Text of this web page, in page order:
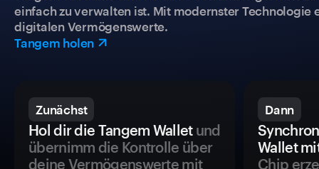
einfach zu verwalten ist. Mit modernster
digitalen Vermögenswerte.
Tangem holen
Zunächst
Hol dir die Tangem Walletund
übernimm die Kontrolle über
deine Vermögenswerte mit
Dann
Wallet
Chip